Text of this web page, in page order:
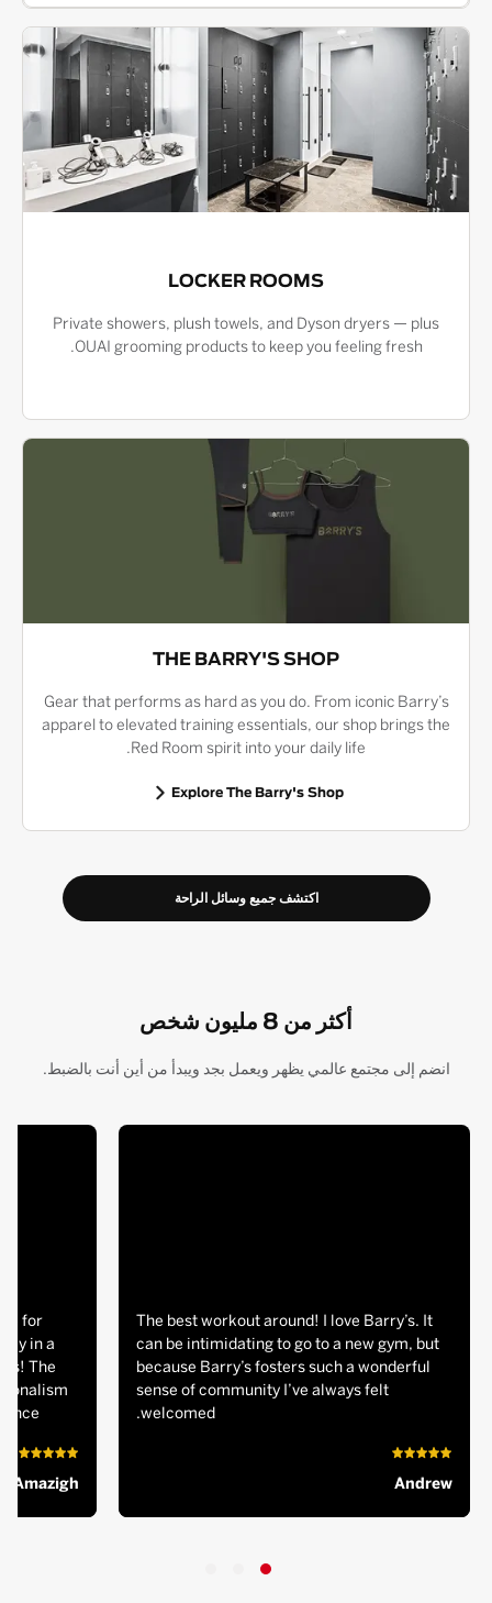
LOCKER ROOMS
Private showers, plush towels, and Dyson dryers — plus
OUAI grooming products to keep you feeling fresh.
THE BARRY'S SHOP
Gear that performs as hard as you do. From iconic Barry’s
apparel to elevated training essentials, our shop brings the
Red Room spirit into your daily life.
Explore The Barry's Shop
اكتشف جميع وسائل الراحة
أكثر من 8 مليون شخص
انضم إلى مجتمع عالمي يظهر ويعمل بجد ويبدأ من أين أنت بالضبط.
The best workout around! I love Barry’s. It
can be intimidating to go to a new gym, but
because Barry’s fosters such a wonderful
sense of community I’ve always felt
welcomed.
Andrew
for
in a
The
Amazigh